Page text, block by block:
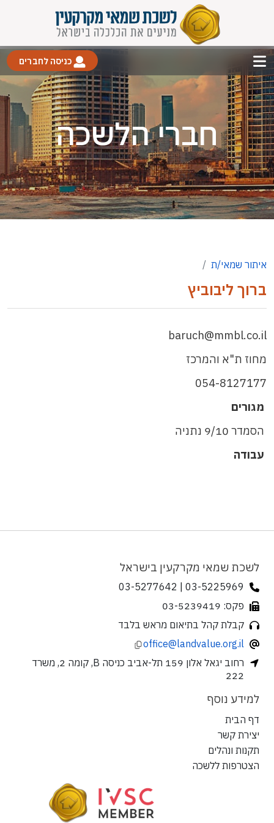
כניסה לחברים
חברי הלשכה
איתור שמאי/ת
ברוך ליבוביץ
baruch@mmbl.co.il
מחוז ת"א והמרכז
054-8127177
מגורים
הסמדר 9/10 נתניה
עבודה
לשכת שמאי מקרקעין בישראל
03-5225969 | 03-5277642
פקס: 03-5239419
קבלת קהל בתיאום מראש בלבד
office@landvalue.org.il
רחוב יגאל אלון 159 תל-אביב כניסה B, קומה 2, משרד
222
למידע נוסף
דף הבית
יצירת קשר
תקנות ונהלים
הצטרפות ללשכה